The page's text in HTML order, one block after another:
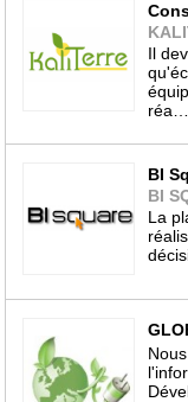
Il
réa…
BI
BI
La